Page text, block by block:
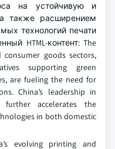
на устойчивую и
также расширением
технологий печати
HTML-контент: The
consumer goods sectors,
supporting green
are fueling the need for
China’s leadership in
further accelerates the
in both domestic
evolving printing and